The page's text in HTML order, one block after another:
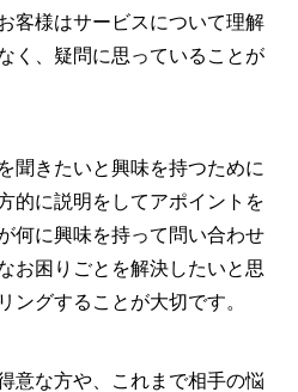
客様はサービスについて理解
く、疑問に思っていることが
聞きたいと興味を持つために
的に説明をしてアポイントを
何に興味を持って問い合わせ
お困りごとを解決したいと思
ングすることが大切です。
意な方や、これまで相手の悩